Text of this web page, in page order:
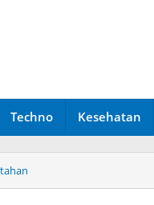
Techno Kesehatan